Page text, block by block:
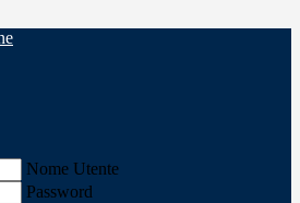
Nome Utente
Password